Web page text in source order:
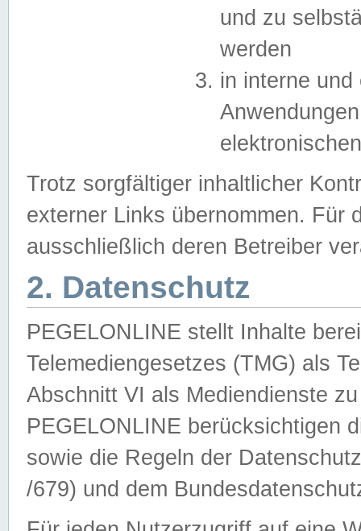
und zu
werden
in interne
Trotz sorgfältiger inhaltlicher
externer Links übernommen. Für
ausschließlich deren Betreiber
2. Datenschutz
PEGELONLINE stellt Inhalte
Telemediengesetzes (TMG) als
Abschnitt VI als Mediendienste
PEGELONLINE berücksichtigen
sowie die Regeln der
/679) und dem